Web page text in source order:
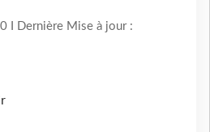
I Dernière Mise à jour :